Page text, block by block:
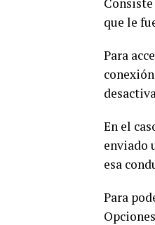
que le
Para
En el
enviado
esa
Para